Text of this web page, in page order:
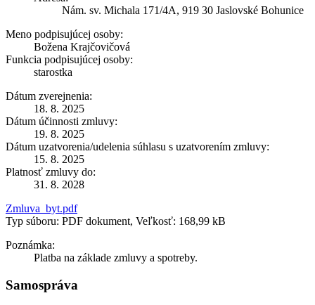
Nám. sv. Michala 171/4A, 919 30 Jaslovské Bohunice
Meno podpisujúcej osoby:
Božena Krajčovičová
Funkcia podpisujúcej osoby:
starostka
Dátum zverejnenia:
18. 8. 2025
Dátum účinnosti zmluvy:
19. 8. 2025
Dátum uzatvorenia/udelenia súhlasu s uzatvorením zmluvy:
15. 8. 2025
Platnosť zmluvy do:
31. 8. 2028
Zmluva_byt.pdf
Typ súboru: PDF dokument, Veľkosť: 168,99 kB
Poznámka:
Platba na základe zmluvy a spotreby.
Samospráva